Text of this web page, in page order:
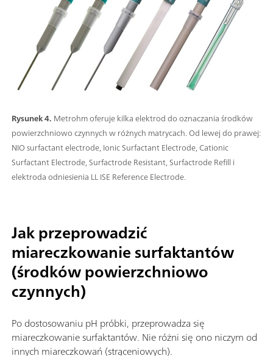
Rysunek 4. Metrohm oferuje kilka elektrod do oznaczania środków
powierzchniowo czynnych w różnych matrycach. Od lewej do prawej:
NIO surfactant electrode, Ionic Surfactant Electrode, Cationic
Surfactant Electrode, Surfactrode Resistant, Surfactrode Refill i
elektroda odniesienia LL ISE Reference Electrode.
Jak przeprowadzić
miareczkowanie surfaktantów
(środków powierzchniowo
czynnych)
Po dostosowaniu pH próbki, przeprowadza się
miareczkowanie surfaktantów. Nie różni się ono niczym od
innych miareczkowań (strąceniowych).